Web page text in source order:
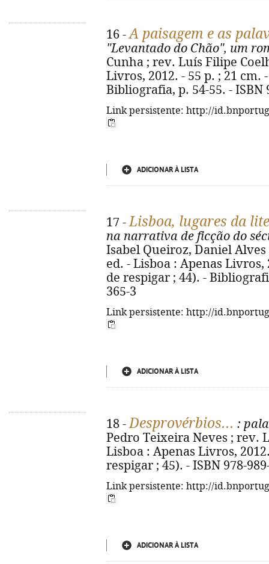
16 -A paisagem e as
"Levantado do Chão", um
Cunha ; rev. Luís Filipe
Livros, 2012. - 55 p. ; 21 cm.
Bibliografia, p. 54-55. - ISBN
Link persistente: http://
ADICIONAR À LISTA
17 -Lisboa, lugares da
na narrativa de ficção do
Isabel Queiroz, Daniel
ed. - Lisboa : Apenas Livros,
de respigar ; 44). -
365-3
Link persistente: http://
ADICIONAR À LISTA
18 -Desprovérbios... :
Pedro Teixeira Neves ; rev.
Lisboa : Apenas Livros,
respigar ; 45). - ISBN 978-
Link persistente: http://
ADICIONAR À LISTA